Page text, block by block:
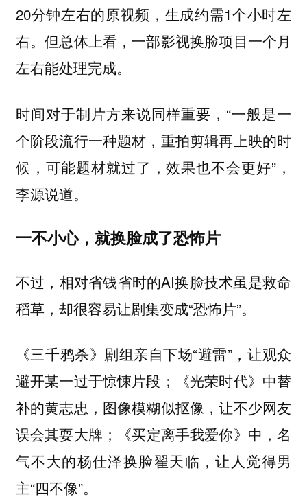
20分钟左右的原视频，生成约需1个小时左
右。但总体上看，一部影视换脸项目一个月
左右能处理完成。
时间对于制片方来说同样重要，“一般是一
个阶段流行一种题材，重拍剪辑再上映的时
候，可能题材就过了，效果也不会更好”，
李源说道。
一不小心，就换脸成了恐怖片
不过，相对省钱省时的AI换脸技术虽是救命
稻草，却很容易让剧集变成“恐怖片”。
《三千鸦杀》剧组亲自下场“避雷”，让观众
避开某一过于惊悚片段；《光荣时代》中替
补的黄志忠，图像模糊似抠像，让不少网友
误会其耍大牌；《买定离手我爱你》中，名
气不大的杨仕泽换脸翟天临，让人觉得男
主“四不像”。